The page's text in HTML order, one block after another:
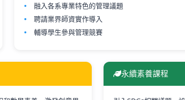
融入各系專業特色的管理議題
聘請業界師資實作導入
輔導學生參與管理競賽
永續素養課程